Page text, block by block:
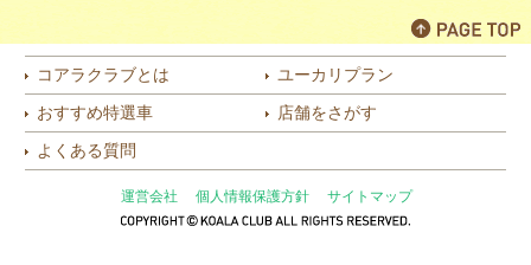
株式会社オリコオートリース 個人情報管理責任者 コン
プライアンス・リスク管理部長
〒110-0016 東京都台東区台東2-27-5 日土地御徒町ビル
TEL：03(6860)0706
（月～金 9:30～18:00 ただし土日・祝祭日を除く）
KOALA CLUB 前橋店 有限会社オブチオート 個人情報
コアラクラブとは
ユーカリプラン
おすすめ特選車
店舗をさがす
よくある質問
運営会社 個人情報保護方針 サイトマップ